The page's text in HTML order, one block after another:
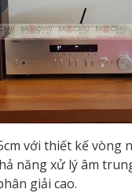
với thiết kế vòng
năng xử lý âm
giải cao.